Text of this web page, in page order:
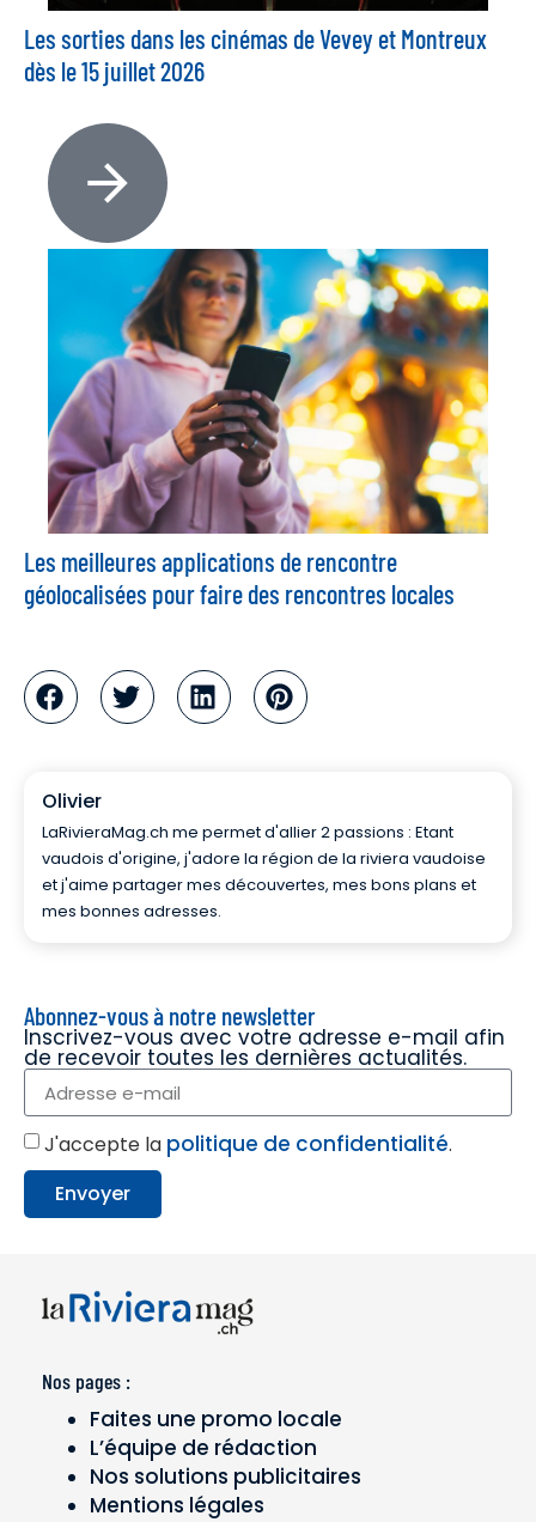
Les sorties dans les cinémas de Vevey et Montreux
dès le 15 juillet 2026
Les meilleures applications de rencontre
géolocalisées pour faire des rencontres locales
Olivier
LaRivieraMag.ch me permet d'allier 2 passions : Etant
vaudois d'origine, j'adore la région de la riviera vaudoise
et j'aime partager mes découvertes, mes bons plans et
mes bonnes adresses.
Abonnez-vous à notre newsletter
Inscrivez-vous avec votre adresse e-mail afin
de recevoir toutes les dernières actualités.
J'accepte la politique de confidentialité.
Envoyer
Nos pages :
Faites une promo locale
L’équipe de rédaction
Nos solutions publicitaires
Mentions légales